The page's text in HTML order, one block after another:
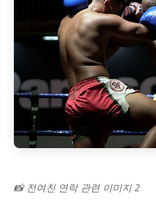
📸 전여친 연락 관련 이미지 2